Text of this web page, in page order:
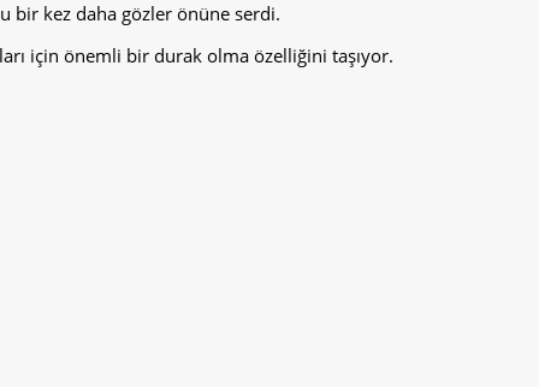
bir kez daha gözler önüne serdi.
için önemli bir durak olma özelliğini taşıyor.